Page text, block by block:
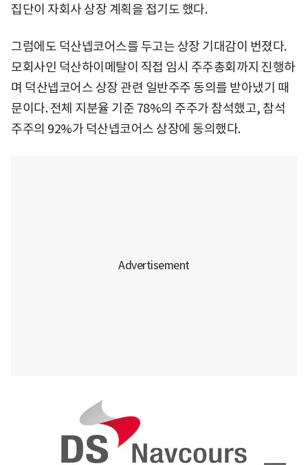
집단이 자회사 상장 계획을 접기도 했다.
그럼에도 덕산넵코어스를 두고는 상장 기대감이 번졌다.
모회사인 덕산하이메탈이 직접 임시 주주총회까지 진행하
며 덕산넵코어스 상장 관련 일반주주 동의를 받아냈기 때
문이다. 전체 지분율 기준 78%의 주주가 참석했고, 참석
주주의 92%가 덕산넵코어스 상장에 동의했다.